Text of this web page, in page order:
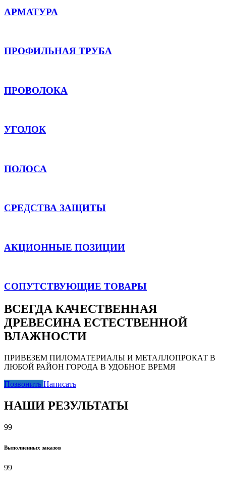
АРМАТУРА
ПРОФИЛЬНАЯ ТРУБА
ПРОВОЛОКА
УГОЛОК
ПОЛОСА
СРЕДСТВА ЗАЩИТЫ
АКЦИОННЫЕ ПОЗИЦИИ
СОПУТСТВУЮЩИЕ ТОВАРЫ
ВСЕГДА КАЧЕСТВЕННАЯ
ДРЕВЕСИНА ЕСТЕСТВЕННОЙ
ВЛАЖНОСТИ
ПРИВЕЗЕМ ПИЛОМАТЕРИАЛЫ И МЕТАЛЛОПРОКАТ В
ЛЮБОЙ РАЙОН ГОРОДА В УДОБНОЕ ВРЕМЯ
Позвонить Написать
НАШИ РЕЗУЛЬТАТЫ
99
Выполненных заказов
99